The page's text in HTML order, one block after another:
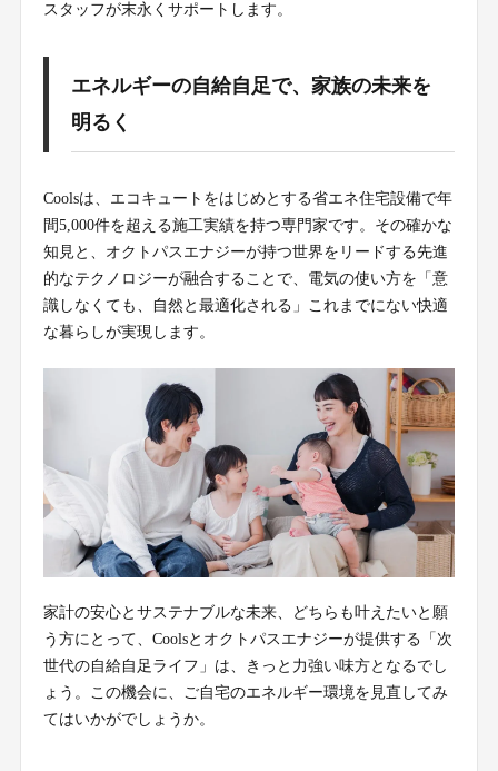
スタッフが末永くサポートします。
エネルギーの自給自足で、家族の未来を
明るく
Coolsは、エコキュートをはじめとする省エネ住宅設備で年
間5,000件を超える施工実績を持つ専門家です。その確かな
知見と、オクトパスエナジーが持つ世界をリードする先進
的なテクノロジーが融合することで、電気の使い方を「意
識しなくても、自然と最適化される」これまでにない快適
な暮らしが実現します。
家計の安心とサステナブルな未来、どちらも叶えたいと願
う方にとって、Coolsとオクトパスエナジーが提供する「次
世代の自給自足ライフ」は、きっと力強い味方となるでし
ょう。この機会に、ご自宅のエネルギー環境を見直してみ
てはいかがでしょうか。